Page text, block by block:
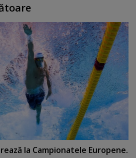
la Campionatele Europene.